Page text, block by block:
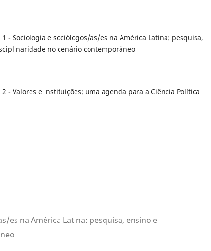
1 - Sociologia e sociólogos/as/es na América Latina: pesquisa,
no cenário contemporâneo
2 - Valores e instituições: uma agenda para a Ciência Política
es na América Latina: pesquisa, ensino e